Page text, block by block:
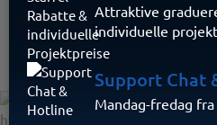
Attraktive
individuelle
Support Chat
Mandag-fredag